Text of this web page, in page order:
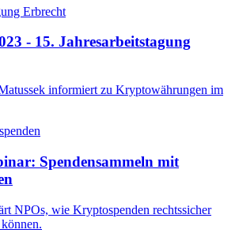
- 15. Jahresarbeitstagung
informiert zu Kryptowährungen im
Spendensammeln mit
NPOs, wie Kryptospenden rechtssicher